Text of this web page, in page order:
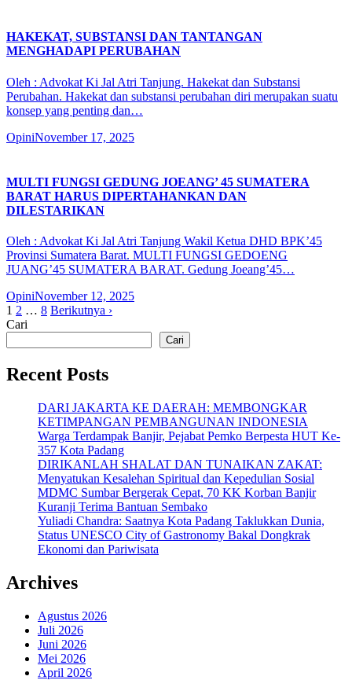
HAKEKAT, SUBSTANSI DAN TANTANGAN
MENGHADAPI PERUBAHAN
Oleh : Advokat Ki Jal Atri Tanjung. Hakekat dan Substansi
Perubahan. Hakekat dan substansi perubahan diri merupakan suatu
konsep yang penting dan…
OpiniNovember 17, 2025
MULTI FUNGSI GEDUNG JOEANG’ 45 SUMATERA
BARAT HARUS DIPERTAHANKAN DAN
DILESTARIKAN
Oleh : Advokat Ki Jal Atri Tanjung Wakil Ketua DHD BPK’45
Provinsi Sumatera Barat. MULTI FUNGSI GEDOENG
JUANG’45 SUMATERA BARAT. Gedung Joeang’45…
OpiniNovember 12, 2025
Paginasi
pos
1 2 … 8 Berikutnya ›
Cari
Cari
Recent Posts
DARI JAKARTA KE DAERAH: MEMBONGKAR
KETIMPANGAN PEMBANGUNAN INDONESIA
Warga Terdampak Banjir, Pejabat Pemko Berpesta HUT Ke-
357 Kota Padang
DIRIKANLAH SHALAT DAN TUNAIKAN ZAKAT:
Menyatukan Kesalehan Spiritual dan Kepedulian Sosial
MDMC Sumbar Bergerak Cepat, 70 KK Korban Banjir
Kuranji Terima Bantuan Sembako
Yuliadi Chandra: Saatnya Kota Padang Taklukkan Dunia,
Status UNESCO City of Gastronomy Bakal Dongkrak
Ekonomi dan Pariwisata
Archives
Agustus 2026
Juli 2026
Juni 2026
Mei 2026
April 2026